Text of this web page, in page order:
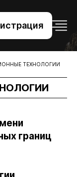
ТЕХНОЛОГИИ
границ